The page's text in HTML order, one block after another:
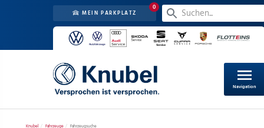
MEIN PARKPLATZ
0
menu
Navigation
Knubel Fahrzeuge Fahrzeugsuche